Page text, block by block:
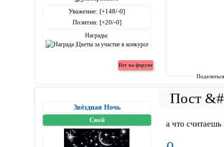
Уважение: [+148/-0]
Позитив: [+20/-0]
Награды:
Звёздная Ночь
Свой а что